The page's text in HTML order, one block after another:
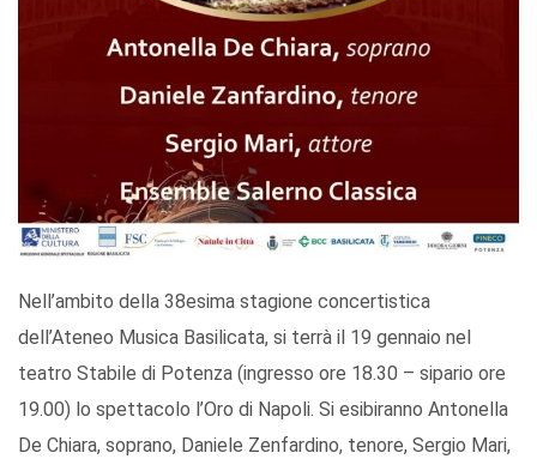
Nell’ambito della 38esima stagione concertistica
dell’Ateneo Musica Basilicata, si terrà il 19 gennaio nel
teatro Stabile di Potenza (ingresso ore 18.30 – sipario ore
19.00) lo spettacolo l’Oro di Napoli. Si esibiranno Antonella
De Chiara, soprano, Daniele Zenfardino, tenore, Sergio Mari,